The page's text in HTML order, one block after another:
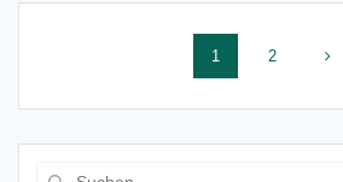
Beitragsnavigation
Seite
1 Seite
2